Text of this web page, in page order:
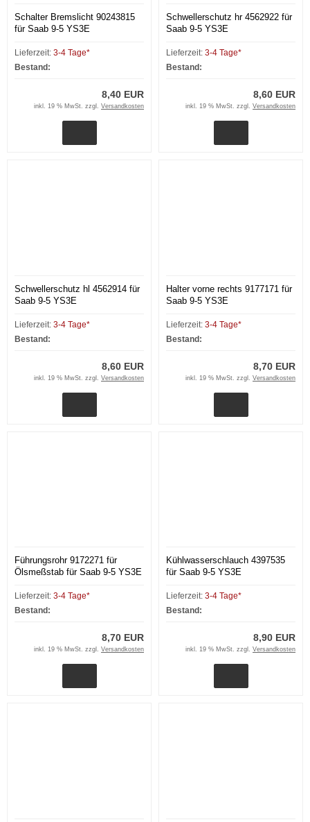
Schalter Bremslicht 90243815
für Saab 9-5 YS3E
Lieferzeit: 3-4 Tage*
Bestand:
8,40 EUR
inkl. 19 % MwSt. zzgl. Versandkosten
Schwellerschutz hr 4562922 für
Saab 9-5 YS3E
Lieferzeit: 3-4 Tage*
Bestand:
8,60 EUR
inkl. 19 % MwSt. zzgl. Versandkosten
Schwellerschutz hl 4562914 für
Saab 9-5 YS3E
Lieferzeit: 3-4 Tage*
Bestand:
8,60 EUR
inkl. 19 % MwSt. zzgl. Versandkosten
Halter vorne rechts 9177171 für
Saab 9-5 YS3E
Lieferzeit: 3-4 Tage*
Bestand:
8,70 EUR
inkl. 19 % MwSt. zzgl. Versandkosten
Führungsrohr 9172271 für
Ölsmeßstab für Saab 9-5 YS3E
Lieferzeit: 3-4 Tage*
Bestand:
8,70 EUR
inkl. 19 % MwSt. zzgl. Versandkosten
Kühlwasserschlauch 4397535
für Saab 9-5 YS3E
Lieferzeit: 3-4 Tage*
Bestand:
8,90 EUR
inkl. 19 % MwSt. zzgl. Versandkosten